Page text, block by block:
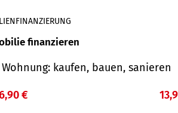
finanzieren
kaufen, bauen, sanieren
€